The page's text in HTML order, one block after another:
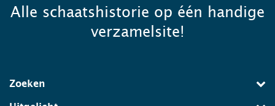
Alle schaatshistorie op één handige
verzamelsite!
Zoeken